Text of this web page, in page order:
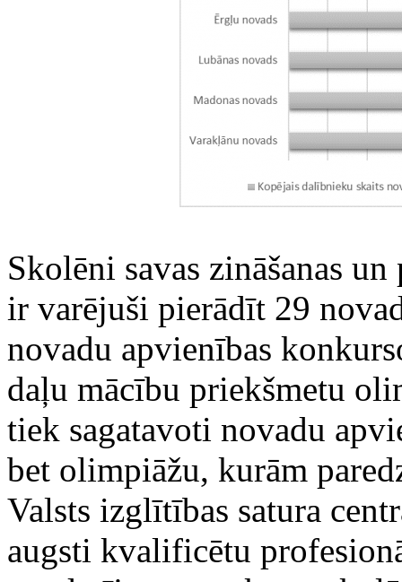
‌Skolēni savas zināšanas
ir varējuši pierādīt 29
novadu apvienības
daļu mācību priekšmetu
tiek sagatavoti novadu
bet olimpiāžu, kurām
Valsts izglītības satura
augsti kvalificētu